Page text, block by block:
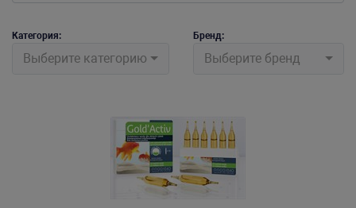
Категория:
Выберите категорию
Бренд:
Выберите бренд